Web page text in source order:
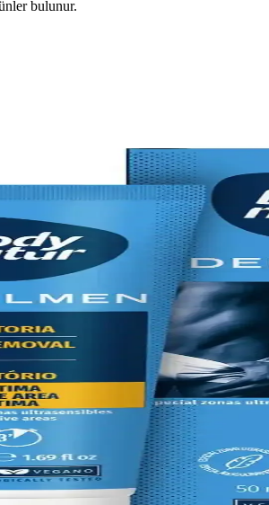
bulunur.
Düzenli kullanımda uzun vadeli
Pürüzsüz Cilt
bir cilt sağlar. Doğru kullanım ve dikkat
Cilt Sağlayın
detaylı bilgiler içerir. Hassas ciltler ve
hızlıca giderir. Güvenilir markalar ve
Elde Etme Rehberi (75-90
bir görünüm sağlar. Kıl dökücü
Çözümleri